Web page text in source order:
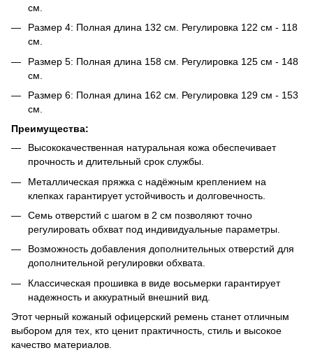
см.
Размер 4: Полная длина 132 см. Регулировка 122 см - 118
см.
Размер 5: Полная длина 158 см. Регулировка 125 см - 148
см.
Размер 6: Полная длина 162 см. Регулировка 129 см - 153
см.
Преимущества:
Высококачественная натуральная кожа обеспечивает
прочность и длительный срок службы.
Металлическая пряжка с надёжным креплением на
клепках гарантирует устойчивость и долговечность.
Семь отверстий с шагом в 2 см позволяют точно
регулировать обхват под индивидуальные параметры.
Возможность добавления дополнительных отверстий для
дополнительной регулировки обхвата.
Классическая прошивка в виде восьмерки гарантирует
надежность и аккуратный внешний вид.
Этот черный кожаный офицерский ремень станет отличным
выбором для тех, кто ценит практичность, стиль и высокое
качество материалов.